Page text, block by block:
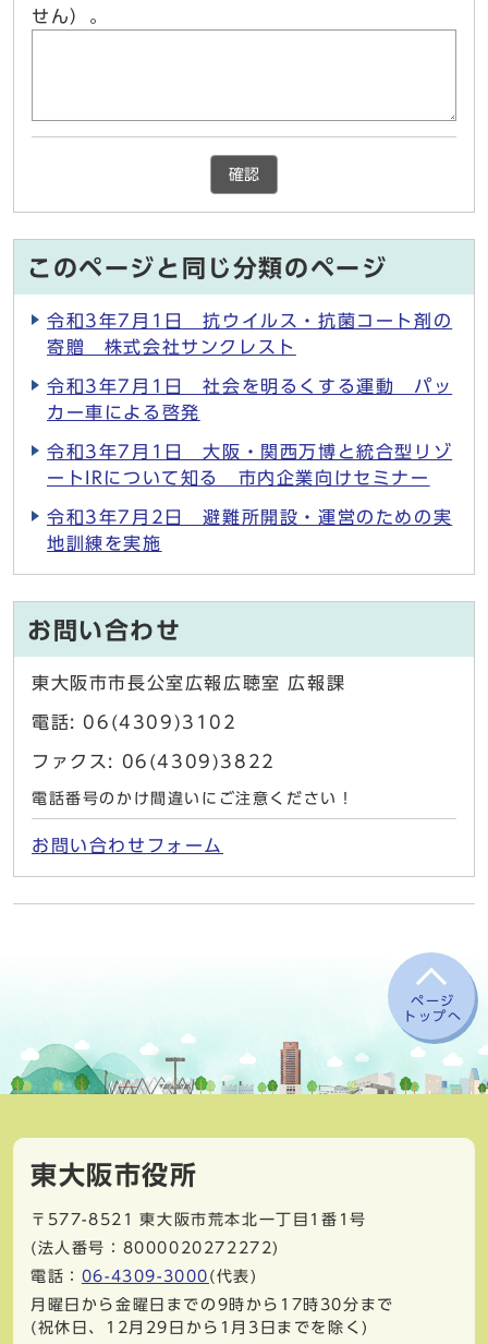
せん）。
確認
このページと同じ分類のページ
令和3年7月1日 抗ウイルス・抗菌コート剤の
寄贈 株式会社サンクレスト
令和3年7月1日 社会を明るくする運動 パッ
カー車による啓発
令和3年7月1日 大阪・関西万博と統合型リゾ
ートIRについて知る 市内企業向けセミナー
令和3年7月2日 避難所開設・運営のための実
地訓練を実施
お問い合わせ
東大阪市市長公室広報広聴室 広報課
電話: 06(4309)3102
ファクス: 06(4309)3822
電話番号のかけ間違いにご注意ください！
お問い合わせフォーム
ページ
トップへ
東大阪市役所
〒577-8521
東大阪市荒本北一丁目1番1号
(法人番号：8000020272272)
電話： 06-4309-3000 (代表)
月曜日から金曜日までの9時から17時30分まで
(祝休日、12月29日から1月3日までを除く)